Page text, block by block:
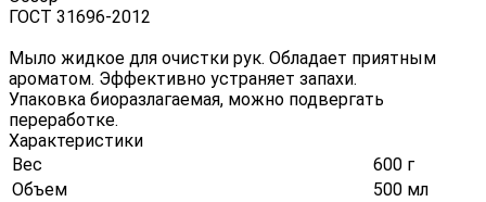
ГОСТ 31696-2012
Мыло жидкое для очистки рук. Обладает приятным
ароматом. Эффективно устраняет запахи.
Упаковка биоразлагаемая, можно подвергать
переработке.
Характеристики
Вес
600 г
Объем
500 мл